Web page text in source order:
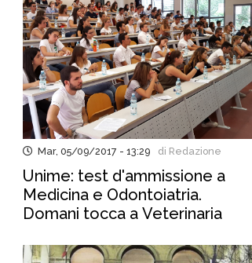
Mar, 05/09/2017 - 13:29 di Redazione
Unime: test d'ammissione a
Medicina e Odontoiatria.
Domani tocca a Veterinaria